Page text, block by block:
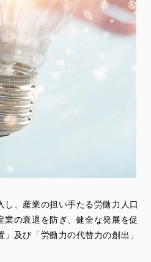
し、産業の担い手たる労働力人口
業の衰退を防ぎ、健全な発展を促
及び「労働力の代替力の創出」